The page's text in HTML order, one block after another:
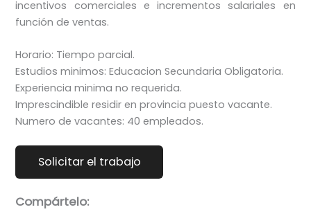
incentivos comerciales e incrementos salariales en
función de ventas.
Horario: Tiempo parcial.
Estudios minimos: Educacion Secundaria Obligatoria.
Experiencia minima no requerida.
Imprescindible residir en provincia puesto vacante.
Numero de vacantes: 40 empleados.
Compártelo: